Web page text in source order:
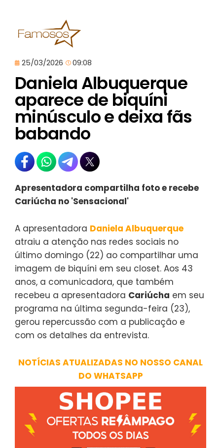
25/03/2026 09:08
Daniela Albuquerque
aparece de biquíni
minúsculo e deixa fãs
babando
Apresentadora compartilha foto e recebe
Cariúcha no 'Sensacional'
A apresentadora Daniela Albuquerque
atraiu a atenção nas redes sociais no
último domingo (22) ao compartilhar uma
imagem de biquíni em seu closet. Aos 43
anos, a comunicadora, que também
recebeu a apresentadora Cariúcha em seu
programa na última segunda-feira (23),
gerou repercussão com a publicação e
com os detalhes da entrevista.
NOTÍCIAS ATUALIZADAS NO NOSSO CANAL
DO WHATSAPP